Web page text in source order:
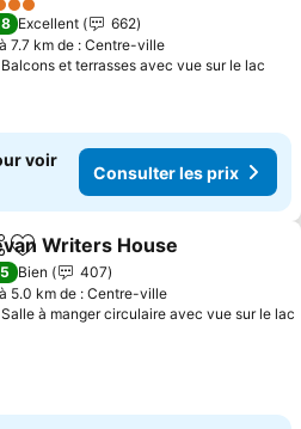
Excellent
662
à 7.7 km de : Centre-ville
Balcons et terrasses avec vue sur le lac
voir
Consulter les prix
Ajouter à mes favoris
Writers House
Bien
407
à 5.0 km de : Centre-ville
Salle à manger circulaire avec vue sur le lac